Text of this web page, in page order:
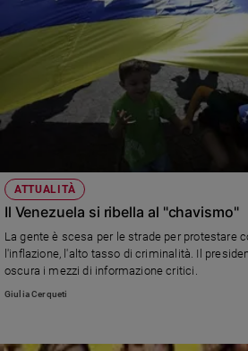
ATTUALITÀ
Il Venezuela si ribella al "chavismo"
La gente è scesa per le strade per protestare
l'inflazione, l'alto tasso di criminalità. Il
oscura i mezzi di informazione critici.
Giulia Cerqueti